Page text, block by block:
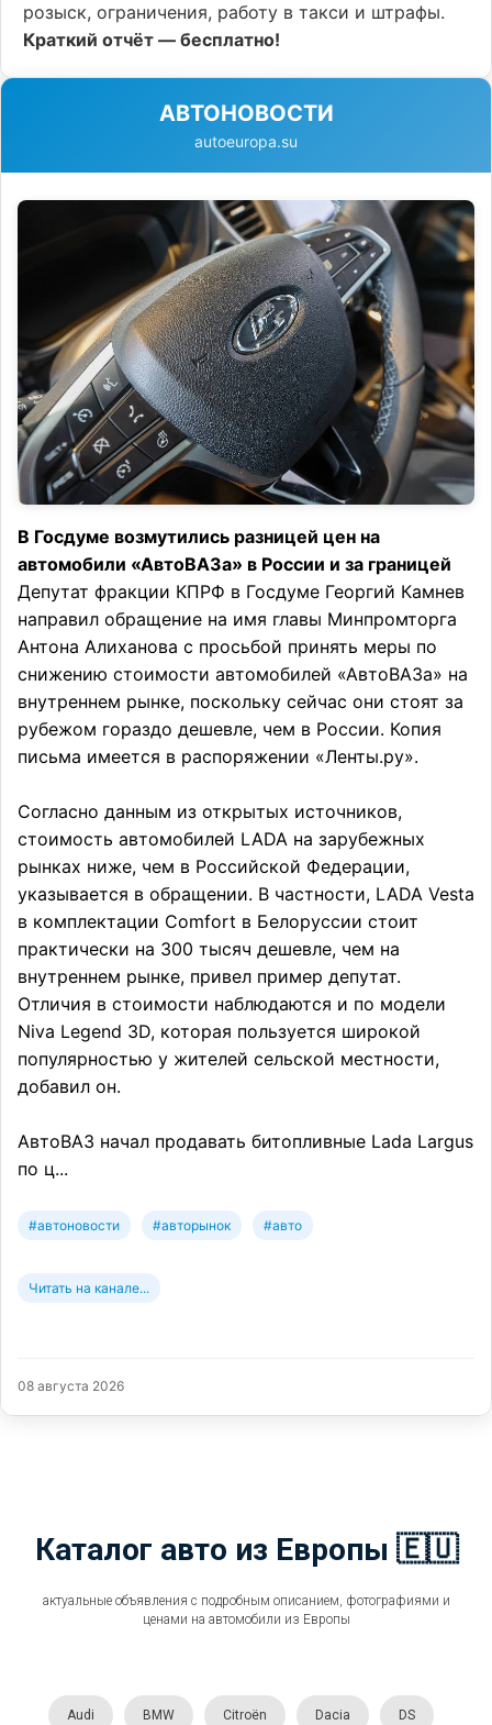
розыск, ограничения, работу в такси и штрафы.
Краткий отчёт — бесплатно!
АВТОНОВОСТИ
autoeuropa.su
В Госдуме возмутились разницей цен на
автомобили «АвтоВАЗа» в России и за границей
Депутат фракции КПРФ в Госдуме Георгий Камнев
направил обращение на имя главы Минпромторга
Антона Алиханова с просьбой принять меры по
снижению стоимости автомобилей «АвтоВАЗа» на
внутреннем рынке, поскольку сейчас они стоят за
рубежом гораздо дешевле, чем в России. Копия
письма имеется в распоряжении «Ленты.ру».
Согласно данным из открытых источников,
стоимость автомобилей LADA на зарубежных
рынках ниже, чем в Российской Федерации,
указывается в обращении. В частности, LADA Vesta
в комплектации Comfort в Белоруссии стоит
практически на 300 тысяч дешевле, чем на
внутреннем рынке, привел пример депутат.
Отличия в стоимости наблюдаются и по модели
Niva Legend 3D, которая пользуется широкой
популярностью у жителей сельской местности,
добавил он.
АвтоВАЗ начал продавать битопливные Lada Largus
по ц...
#автоновости #авторынок #авто
Читать на канале...
08 августа 2026
Каталог авто из Европы 🇪🇺
актуальные объявления с подробным описанием, фотографиями и
ценами на автомобили из Европы
Audi BMW Citroën Dacia DS